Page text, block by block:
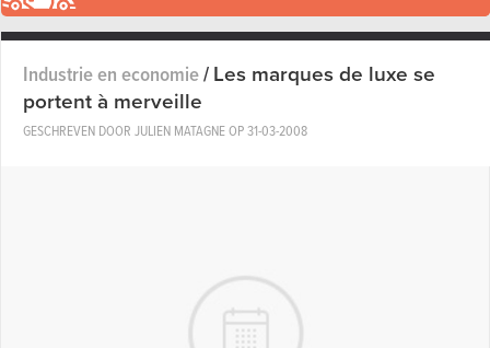
Industrie en economie/Les marques de luxe se
portent à merveille
GESCHREVEN DOOR JULIEN MATAGNE OP31-03-2008